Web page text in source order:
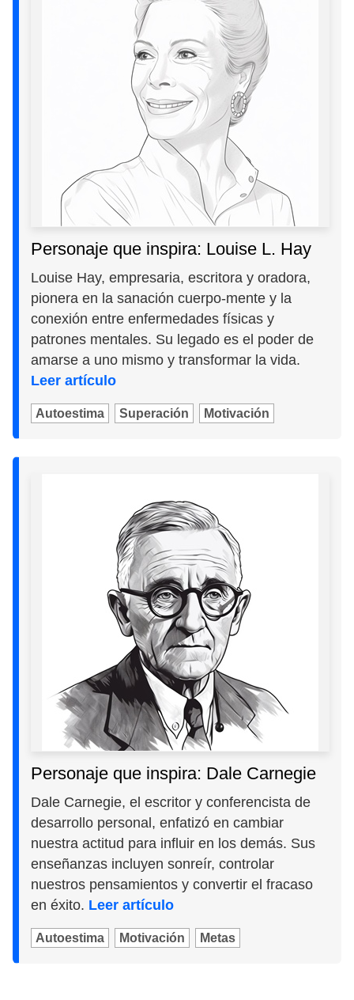
Personaje que inspira: Louise L. Hay
Louise Hay, empresaria, escritora y oradora,
pionera en la sanación cuerpo-mente y la
conexión entre enfermedades físicas y
patrones mentales. Su legado es el poder de
amarse a uno mismo y transformar la vida.
Leer artículo
Autoestima Superación Motivación
Personaje que inspira: Dale Carnegie
Dale Carnegie, el escritor y conferencista de
desarrollo personal, enfatizó en cambiar
nuestra actitud para influir en los demás. Sus
enseñanzas incluyen sonreír, controlar
nuestros pensamientos y convertir el fracaso
en éxito. Leer artículo
Autoestima Motivación Metas